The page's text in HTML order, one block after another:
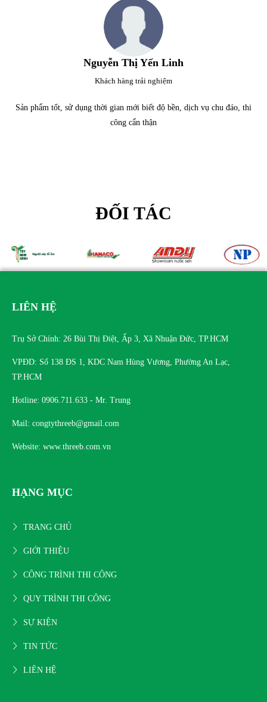
Nguyễn Thị Yến Linh
Khách hàng trải nghiệm
Sản phẩm tốt, sử dụng thời gian mới biết độ bền, dịch vụ chu đáo, thi
công cẩn thận
ĐỐI TÁC
LIÊN HỆ
Trụ Sở Chính: 26 Bùi Thị Điệt, Ấp 3, Xã Nhuận Đức, TP.HCM
VPĐD: Số 138 ĐS 1, KDC Nam Hùng Vương, Phường An Lạc,
TP.HCM
Hotline: 0906.711.633 - Mr. Trung
Mail: congtythreeb@gmail.com
Website: www.threeb.com.vn
HẠNG MỤC
TRANG CHỦ
GIỚI THIỆU
CÔNG TRÌNH THI CÔNG
QUY TRÌNH THI CÔNG
SỰ KIỆN
TIN TỨC
LIÊN HỆ